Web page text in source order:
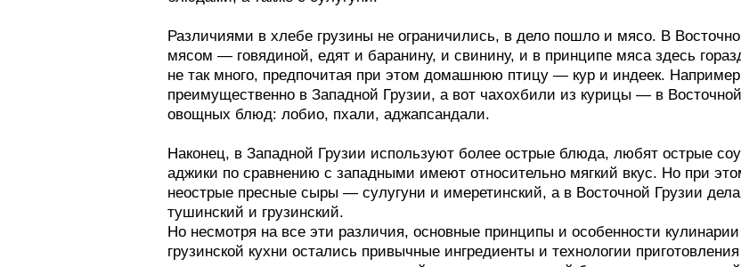
Наконец, в Западной Грузии используют более острые блюда, любят острые соусы, когда
аджики по сравнению с западными имеют относительно мягкий вкус. Но при этом в
неострые пресные сыры — сулугуни и имеретинский, а в Восточной Грузии делают острые
тушинский и грузинский.
Но несмотря на все эти различия, основные принципы и особенности кулинарии не
грузинской кухни остались привычные ингредиенты и технологии приготовления еды: